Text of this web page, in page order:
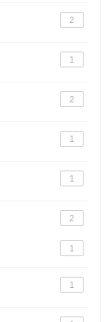
2
1
2
1
1
2
1
1